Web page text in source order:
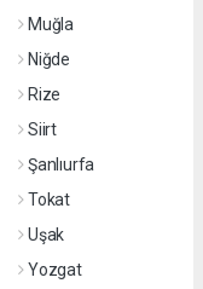
Muğla
Niğde
Rize
Siirt
Şanlıurfa
Tokat
Uşak
Yozgat